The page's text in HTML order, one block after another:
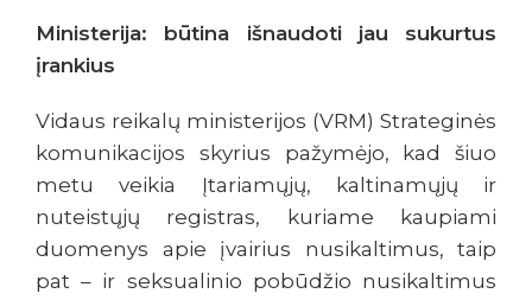
Ministerija: būtina išnaudoti jau sukurtus
įrankius
Vidaus reikalų ministerijos (VRM) Strateginės
komunikacijos skyrius pažymėjo, kad šiuo
metu veikia Įtariamųjų, kaltinamųjų ir
nuteistųjų registras, kuriame kaupiami
duomenys apie įvairius nusikaltimus, taip
pat – ir seksualinio pobūdžio nusikaltimus